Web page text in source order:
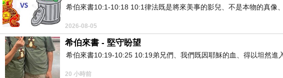
希伯來書10:1-10:18 10:1律法既是將來美事的影兒、不是本物的真
2026-08-05
希伯來書 - 堅守盼望
希伯來書10:19-10:25 10:19弟兄們、我們既因耶穌的血、得以坦然
20 小時前